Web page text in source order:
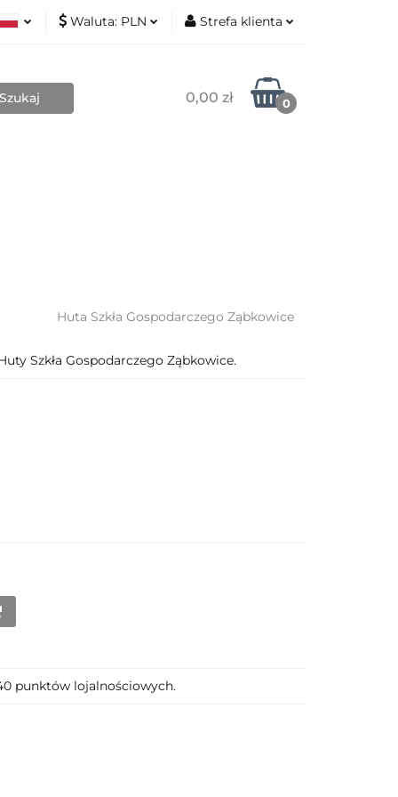
Waluta: PLN Strefa klienta
Zarejestruj się
0,00 zł 0
Nowości
Huta Szkła Gospodarczego Ząbkowice
Szkła Gospodarczego Ząbkowice.
punktów lojalnościowych.